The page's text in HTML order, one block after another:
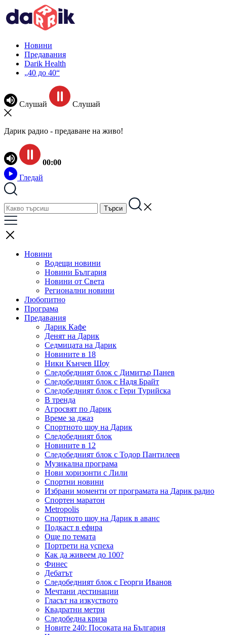
Новини
Предавания
Darik Health
„40 до 40“
Слушай Слушай
Дарик радио - предаване на живо!
00:00
Гледай
Новини
Водещи новини
Новини България
Новини от Света
Регионални новини
Любопитно
Програма
Предавания
Дарик Кафе
Денят на Дарик
Седмицата на Дарик
Новините в 18
Ники Кънчев Шоу
Следобедният блок с Димитър Панев
Следобедният блок с Надя Брайт
Следобедният блок с Гери Турийска
В тренда
Агросвят по Дарик
Време за джаз
Спортното шоу на Дарик
Следобедният блок
Новините в 12
Следобедният блок с Тодор Пантилеев
Музикална програма
Нови хоризонти с Лили
Спортни новини
Избрани моменти от програмата на Дарик радио
Спортен маратон
Metropolis
Спортното шоу на Дарик в аванс
Подкаст в ефира
Още по темата
Портрети на успеха
Как да живеем до 100?
Финес
Дебатът
Следобедният блок с Георги Иванов
Мечтани дестинации
Гласът на изкуството
Квадратни метри
Следобедна криза
Новите 240: Посоката на България